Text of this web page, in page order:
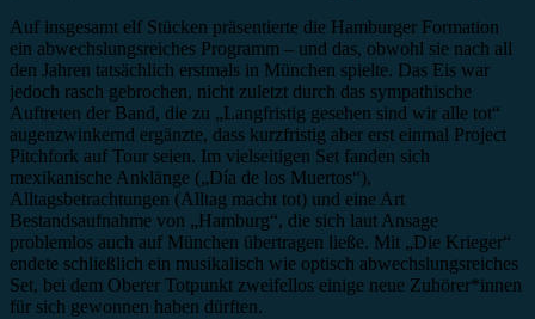
Auf insgesamt elf Stücken präsentierte die Hamburger Formation
ein abwechslungsreiches Programm – und das, obwohl sie nach all
den Jahren tatsächlich erstmals in München spielte. Das Eis war
jedoch rasch gebrochen, nicht zuletzt durch das sympathische
Auftreten der Band, die zu „Langfristig gesehen sind wir alle tot“
augenzwinkernd ergänzte, dass kurzfristig aber erst einmal Project
Pitchfork auf Tour seien. Im vielseitigen Set fanden sich
mexikanische Anklänge („Día de los Muertos“),
Alltagsbetrachtungen (Alltag macht tot) und eine Art
Bestandsaufnahme von „Hamburg“, die sich laut Ansage
problemlos auch auf München übertragen ließe. Mit „Die Krieger“
endete schließlich ein musikalisch wie optisch abwechslungsreiches
Set, bei dem Oberer Totpunkt zweifellos einige neue Zuhörer*innen
für sich gewonnen haben dürften.